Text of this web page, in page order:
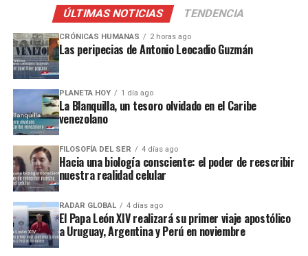
ÚLTIMAS NOTICIAS TENDENCIA
CRÓNICAS HUMANAS 2 horas ago
Las peripecias de Antonio Leocadio Guzmán
PLANETA HOY 1 día ago
La Blanquilla, un tesoro olvidado en el Caribe
venezolano
FILOSOFÍA DEL SER 4 días ago
Hacia una biología consciente: el poder de reescribir
nuestra realidad celular
RADAR GLOBAL 4 días ago
El Papa León XIV realizará su primer viaje apostólico
a Uruguay, Argentina y Perú en noviembre